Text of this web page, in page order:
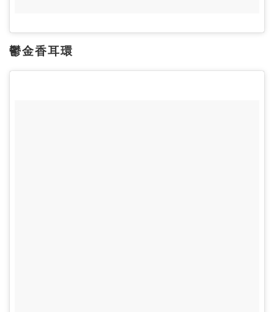
鬱金香耳環